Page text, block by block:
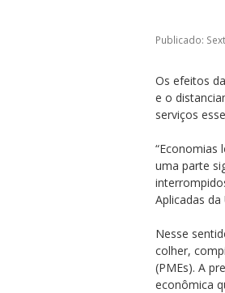
Publicado:
Os efeitos
e o
serviços
“Economias
uma parte
Aplicadas da
Nesse
colher,
(PMEs). A
econômica